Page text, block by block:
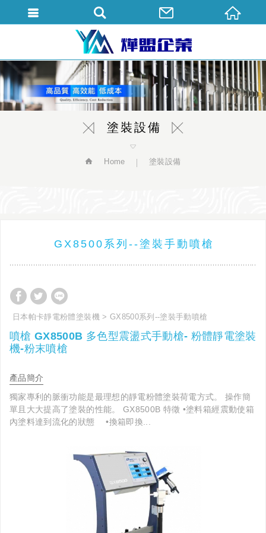
塗裝設備
Home 塗裝設備
GX8500系列--塗裝手動噴槍
日本帕卡靜電粉體塗裝機 GX8500系列--塗裝手動噴槍
噴槍 GX8500B 多色型震盪式手動槍- 粉體靜電塗裝
機-粉末噴槍
產品簡介
獨家專利的脈衝功能是最理想的靜電粉體塗裝荷電方式。 操作簡
單且大大提高了塗裝的性能。 GX8500B 特徵 •塗料箱經震動使箱
內塗料達到流化的狀態 •換箱即換...
繁體中文